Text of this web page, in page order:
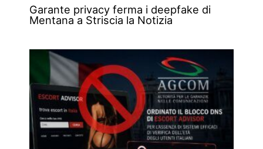
Garante privacy ferma i deepfake di
Mentana a Striscia la Notizia